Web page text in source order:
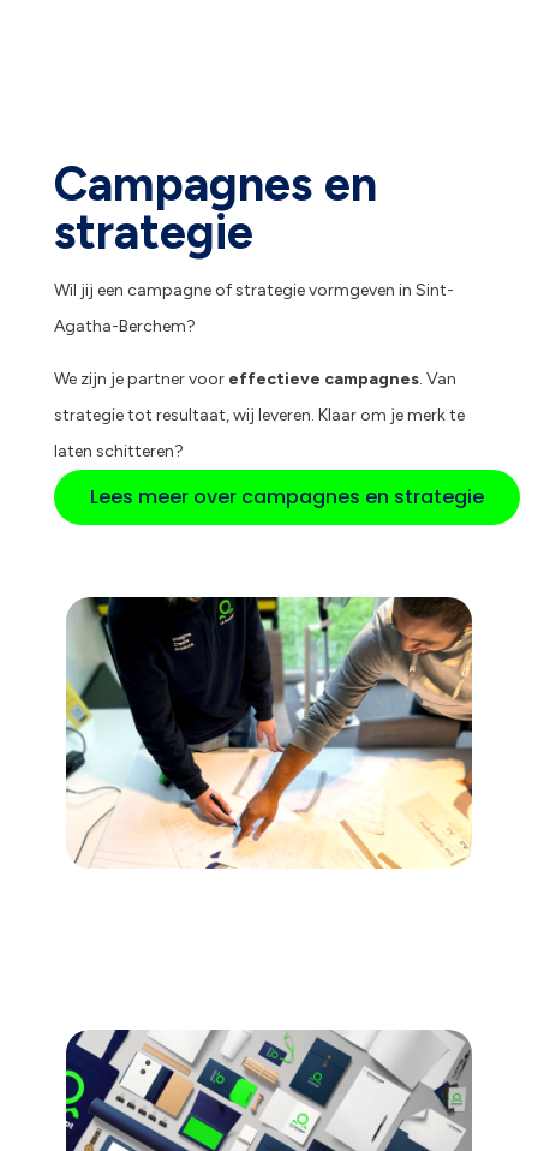
Campagnes en
strategie
Wil jij een campagne of strategie vormgeven in Sint-
Agatha-Berchem?
We zijn je partner voor effectieve campagnes. Van
strategie tot resultaat, wij leveren. Klaar om je merk te
laten schitteren?
Lees meer over campagnes en strategie